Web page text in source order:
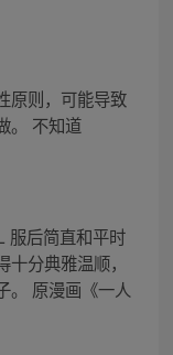
原则，可能导致
。 不知道
服后简直和平时
分典雅温顺，
。 原漫画《一人